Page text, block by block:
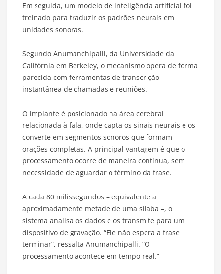
Em seguida, um modelo de inteligência artificial foi
treinado para traduzir os padrões neurais em
unidades sonoras.
Segundo Anumanchipalli, da Universidade da
Califórnia em Berkeley, o mecanismo opera de forma
parecida com ferramentas de transcrição
instantânea de chamadas e reuniões.
O implante é posicionado na área cerebral
relacionada à fala, onde capta os sinais neurais e os
converte em segmentos sonoros que formam
orações completas. A principal vantagem é que o
processamento ocorre de maneira contínua, sem
necessidade de aguardar o término da frase.
A cada 80 milissegundos – equivalente a
aproximadamente metade de uma sílaba –, o
sistema analisa os dados e os transmite para um
dispositivo de gravação. “Ele não espera a frase
terminar”, ressalta Anumanchipalli. “O
processamento acontece em tempo real.”